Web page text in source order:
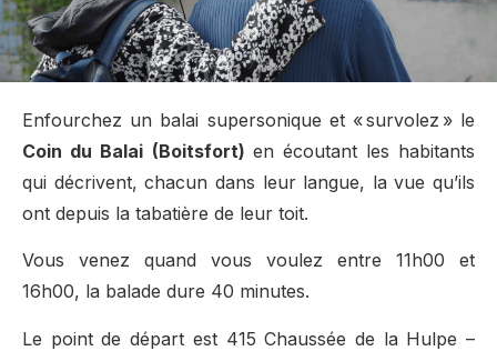
Enfourchez un balai supersonique et « survolez » le
Coin du Balai (Boitsfort) en écoutant les habitants
qui décrivent, chacun dans leur langue, la vue qu’ils
ont depuis la tabatière de leur toit.
Vous venez quand vous voulez entre 11h00 et
16h00, la balade dure 40 minutes.
Le point de départ est 415 Chaussée de la Hulpe –